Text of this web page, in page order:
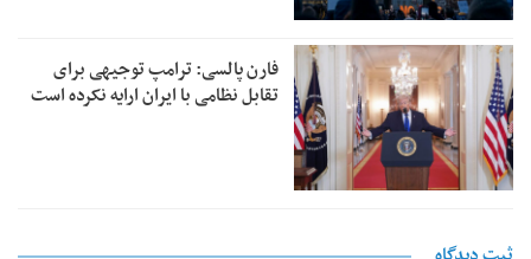
فارن پالسی: ترامپ توجیهی برای
تقابل نظامی با ایران ارایه نکرده است